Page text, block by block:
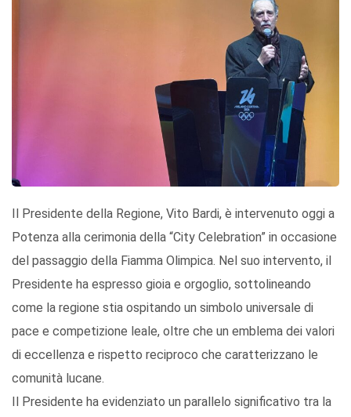
Il Presidente della Regione, Vito Bardi, è intervenuto oggi a
Potenza alla cerimonia della “City Celebration” in occasione
del passaggio della Fiamma Olimpica. Nel suo intervento, il
Presidente ha espresso gioia e orgoglio, sottolineando
come la regione stia ospitando un simbolo universale di
pace e competizione leale, oltre che un emblema dei valori
di eccellenza e rispetto reciproco che caratterizzano le
comunità lucane.
Il Presidente ha evidenziato un parallelo significativo tra la